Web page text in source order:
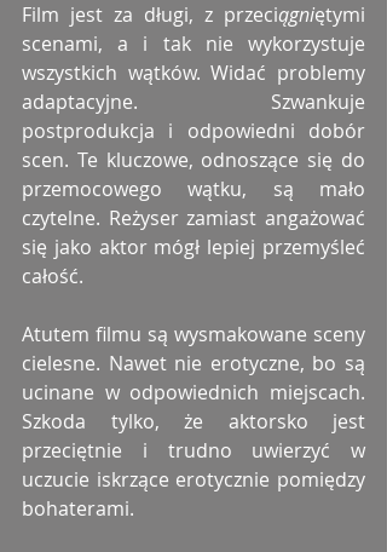
Film jest za długi, z przeciągniętymi
scenami, a i tak nie wykorzystuje
wszystkich wątków. Widać problemy
adaptacyjne. Szwankuje
postprodukcja i odpowiedni dobór
scen. Te kluczowe, odnoszące się do
przemocowego wątku, są mało
czytelne. Reżyser zamiast angażować
się jako aktor mógł lepiej przemyśleć
całość.
Atutem filmu są wysmakowane sceny
cielesne. Nawet nie erotyczne, bo są
ucinane w odpowiednich miejscach.
Szkoda tylko, że aktorsko jest
przeciętnie i trudno uwierzyć w
uczucie iskrzące erotycznie pomiędzy
bohaterami.